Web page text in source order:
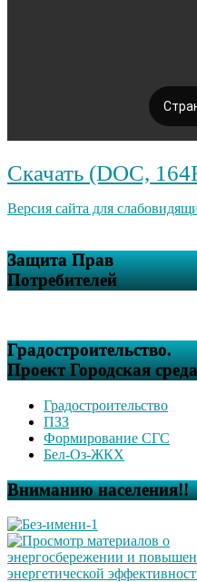
Скачать (DOC,
Версия сайта для
Защита Прав
Потребителей
Градостроительство.
Проект Городская среда
Градостроительство
ПЗЗ
Формирование СГС
Бел-Оз-ЖКХ
Вниманию населения!!